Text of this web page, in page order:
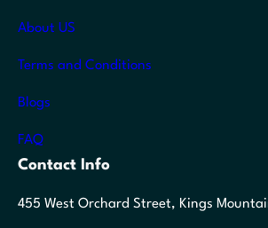
About US
Terms and Conditions
Blogs
FAQ
Contact Info
455 West Orchard Street, Kings